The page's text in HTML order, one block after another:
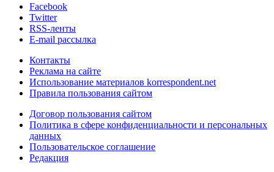
Facebook
Twitter
RSS-ленты
E-mail рассылка
Контакты
Реклама на сайте
Использование материалов korrespondent.net
Правила пользования сайтом
Договор пользования сайтом
Политика в сфере конфиденциальности и персональных
данных
Пользовательское соглашение
Редакция